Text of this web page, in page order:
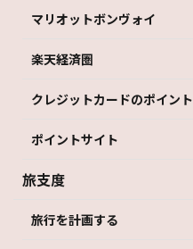
マリオットボンヴォイ
楽天経済圏
クレジットカードのポイント
ポイントサイト
旅支度
旅行を計画する